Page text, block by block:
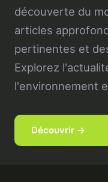
découverte du
articles
pertinentes et
Explorez
l'environnement
Découvrir →